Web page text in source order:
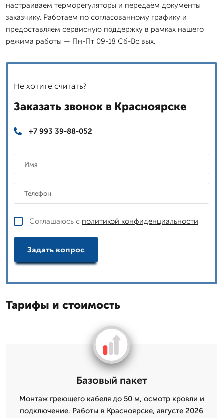
настраиваем терморегуляторы и передаём документы
заказчику. Работаем по согласованному графику и
предоставляем сервисную поддержку в рамках нашего
режима работы — Пн-Пт 09-18 Сб-Вс вых.
Не хотите считать?
Заказать звонок в Красноярске
+7 993 39-88-052
Соглашаюсь с политикой конфиденциальности
Задать вопрос
Тарифы и стоимость
Базовый пакет
Монтаж грeющего кабеля до 50 м, осмотр кровли и
подключение. Работы в Красноярске, августе 2026